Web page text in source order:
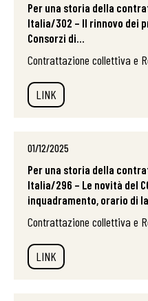
Per una storia della
Italia/302 – Il rinnovo dei
Consorzi di...
Contrattazione collettiva e
LINK
01/12/2025
Per una storia della
Italia/296 – Le novità del
inquadramento, orario di
Contrattazione collettiva e
LINK